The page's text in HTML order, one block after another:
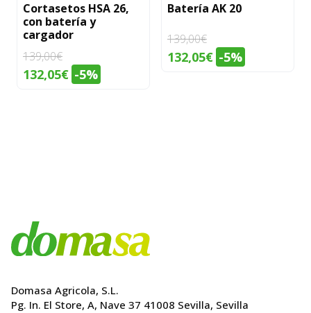
Cortasetos HSA 26,
con batería y
cargador
139,00€
El
132,05€El-5%
Batería AK 20
139,00€
El
132,05€El-5%
Domasa Agricola, S.L.
Pg. In. El Store, A, Nave 37 41008 Sevilla, Sevilla